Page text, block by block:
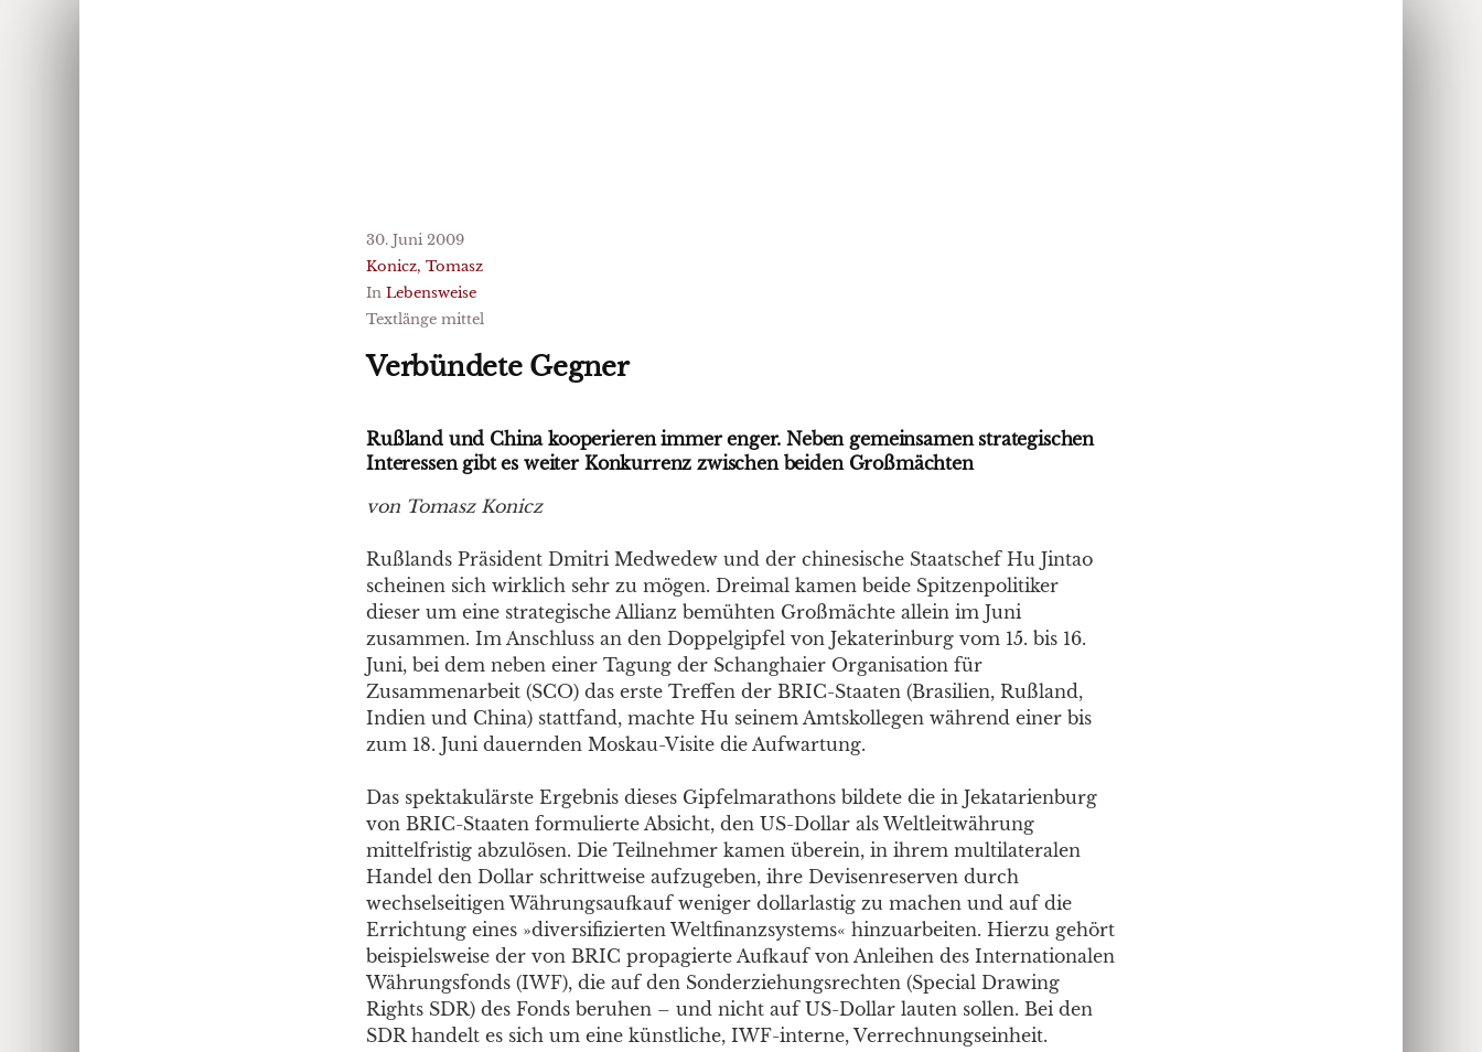
30. Juni 2009
Konicz, Tomasz
In Lebensweise
Textlänge mittel
Verbündete Gegner
Rußland und China kooperieren immer enger. Neben gemeinsamen strategischen
Interessen gibt es weiter Konkurrenz zwischen beiden Großmächten
von Tomasz Konicz
Rußlands Präsident Dmitri Medwedew und der chinesische Staatschef Hu Jintao
scheinen sich wirklich sehr zu mögen. Dreimal kamen beide Spitzenpolitiker
dieser um eine strategische Allianz bemühten Großmächte allein im Juni
zusammen. Im Anschluss an den Doppelgipfel von Jekaterinburg vom 15. bis 16.
Juni, bei dem neben einer Tagung der Schanghaier Organisation für
Zusammenarbeit (SCO) das erste Treffen der BRIC-Staaten (Brasilien, Rußland,
Indien und China) stattfand, machte Hu seinem Amtskollegen während einer bis
zum 18. Juni dauernden Moskau-Visite die Aufwartung.
Das spektakulärste Ergebnis dieses Gipfelmarathons bildete die in Jekatarienburg
von BRIC-Staaten formulierte Absicht, den US-Dollar als Weltleitwährung
mittelfristig abzulösen. Die Teilnehmer kamen überein, in ihrem multilateralen
Handel den Dollar schrittweise aufzugeben, ihre Devisenreserven durch
wechselseitigen Währungsaufkauf weniger dollarlastig zu machen und auf die
Errichtung eines »diversifizierten Weltfinanzsystems« hinzuarbeiten. Hierzu gehört
beispielsweise der von BRIC propagierte Aufkauf von Anleihen des Internationalen
Währungsfonds (IWF), die auf den Sonderziehungsrechten (Special Drawing
Rights SDR) des Fonds beruhen – und nicht auf US-Dollar lauten sollen. Bei den
SDR handelt es sich um eine künstliche, IWF-interne, Verrechnungseinheit.